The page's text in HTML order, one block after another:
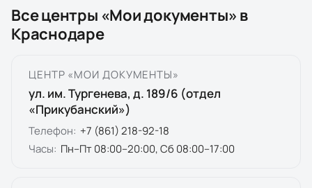
Все центры «Мои документы» в
Краснодаре
ЦЕНТР «МОИ ДОКУМЕНТЫ»
ул. им. Тургенева, д. 189/6 (отдел
«Прикубанский»)
Телефон: +7 (861) 218-92-18
Часы: Пн–Пт 08:00–20:00, Сб 08:00–17:00